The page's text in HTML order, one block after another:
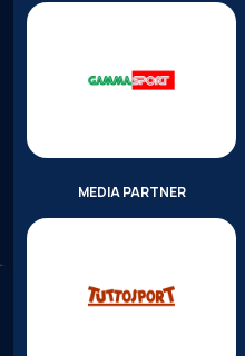
MEDIA PARTNER